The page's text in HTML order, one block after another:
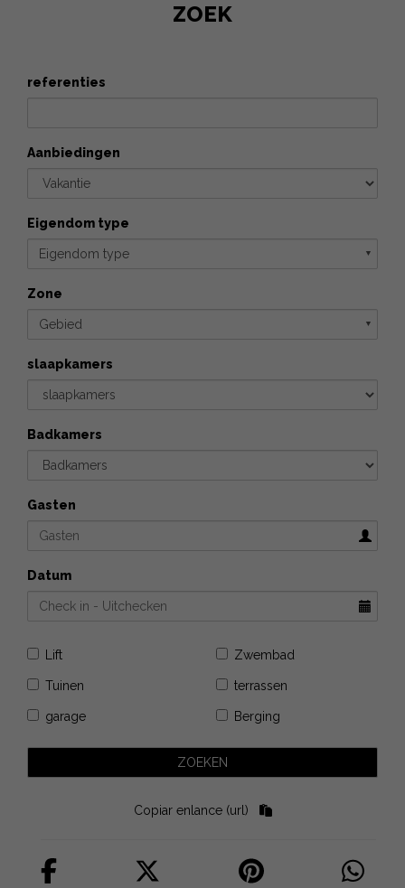
ZOEK
referenties
Aanbiedingen
Eigendom type
Eigendom type ▼
Zone
Gebied ▼
slaapkamers
Badkamers
Gasten
Datum
Lift Zwembad
Tuinen terrassen
garage Berging
Copiar enlance (url)